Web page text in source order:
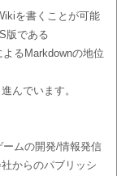
を書くことが可能
版である
るMarkdownの地位
んでいます。
ムの開発/情報発信
からのパブリッシ